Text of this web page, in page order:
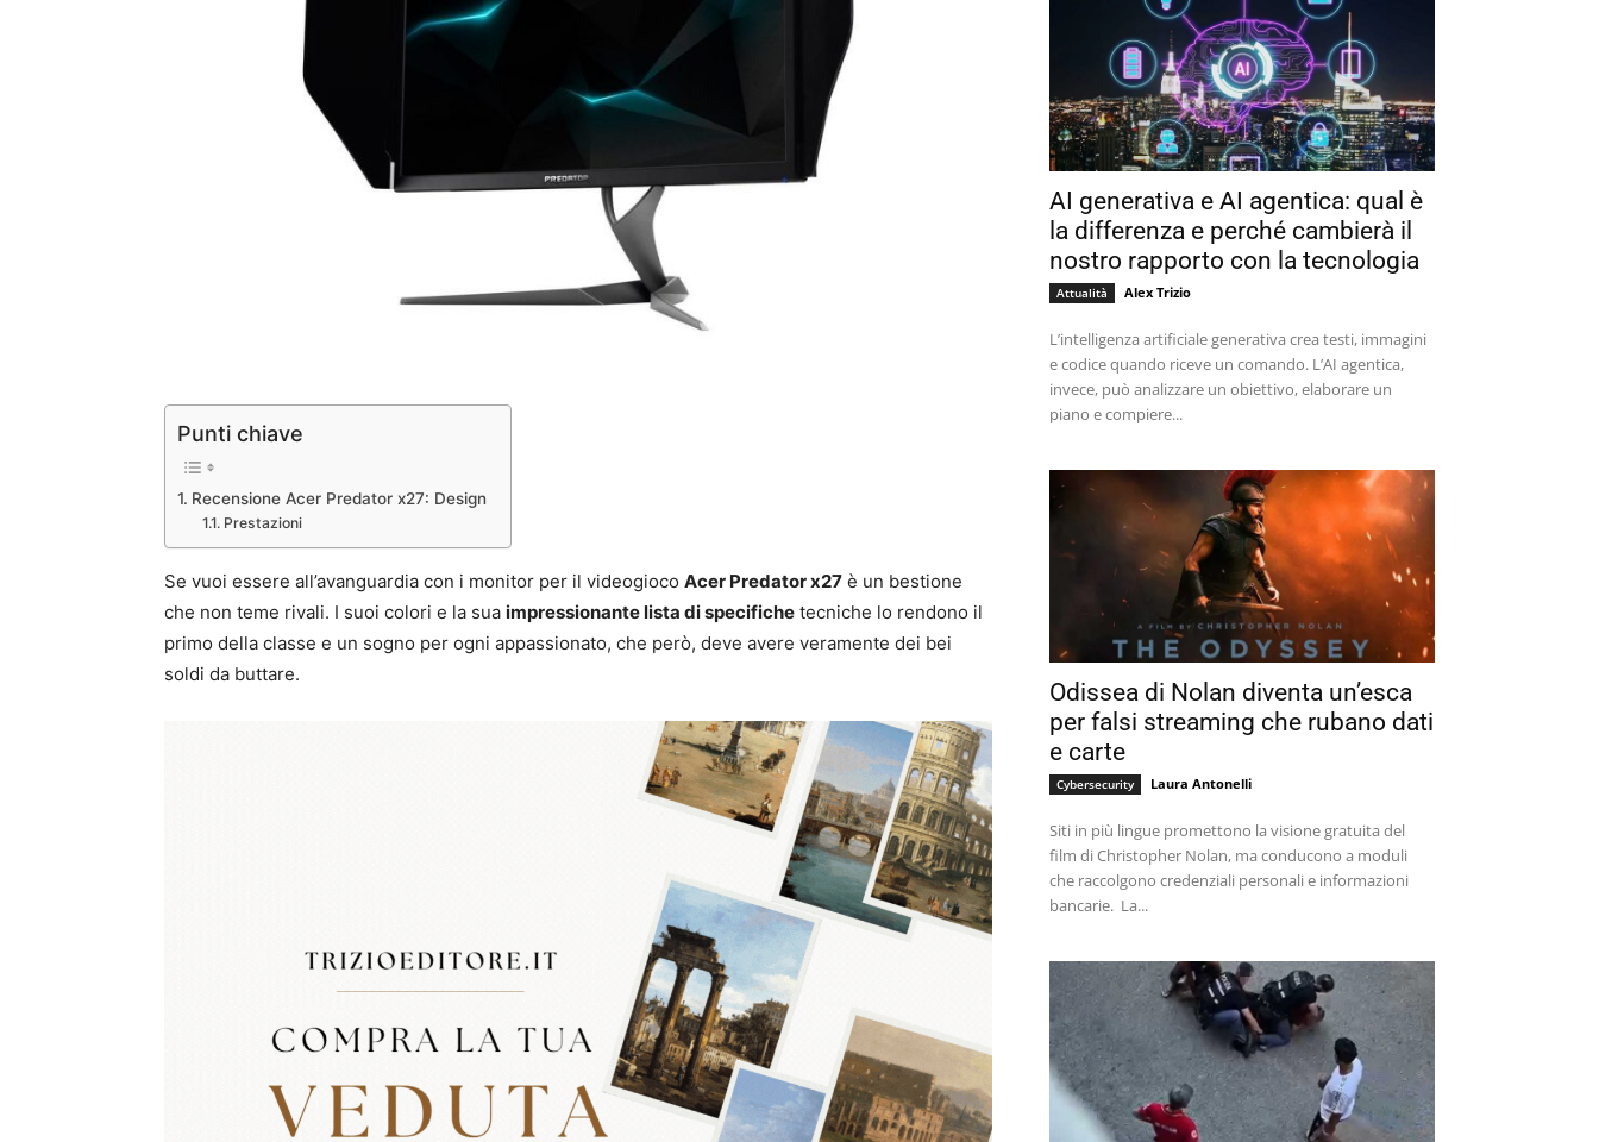
Punti chiave
Recensione Acer Predator x27: Design
Prestazioni
Se vuoi essere all’avanguardia con i monitor per il videogioco Acer Predator x27 è un bestione
che non teme rivali. I suoi colori e la sua impressionante lista di specifiche tecniche lo rendono il
primo della classe e un sogno per ogni appassionato, che però, deve avere veramente dei bei
soldi da buttare.
AI generativa e AI agentica: qual è
la differenza e perché cambierà il
nostro rapporto con la tecnologia
Attualità Alex Trizio
L’intelligenza artificiale generativa crea testi, immagini
e codice quando riceve un comando. L’AI agentica,
invece, può analizzare un obiettivo, elaborare un
piano e compiere...
Odissea di Nolan diventa un’esca
per falsi streaming che rubano dati
e carte
Cybersecurity Laura Antonelli
Siti in più lingue promettono la visione gratuita del
film di Christopher Nolan, ma conducono a moduli
che raccolgono credenziali personali e informazioni
bancarie. La...